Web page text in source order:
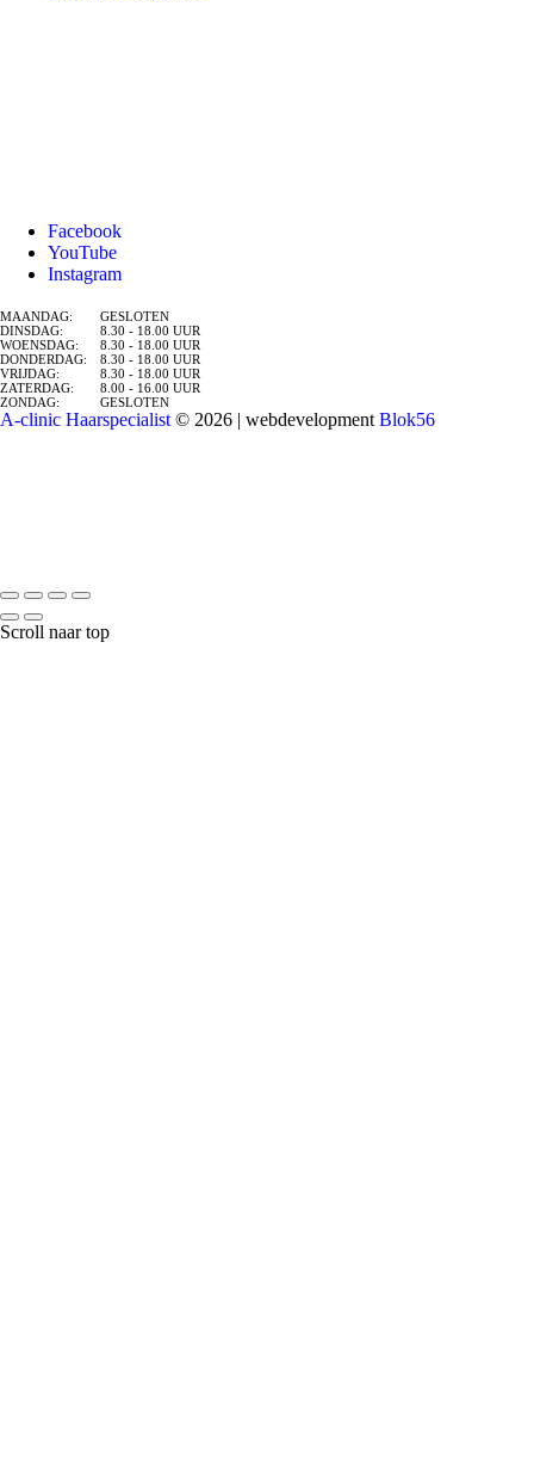
Facebook
YouTube
Instagram
MAANDAG:
GESLOTEN
DINSDAG:
8.30 - 18.00 UUR
WOENSDAG:
8.30 - 18.00 UUR
DONDERDAG:
8.30 - 18.00 UUR
VRIJDAG:
8.30 - 18.00 UUR
ZATERDAG:
8.00 - 16.00 UUR
ZONDAG:
GESLOTEN
A-clinic Haarspecialist © 2026 | webdevelopment Blok56
Scroll naar top